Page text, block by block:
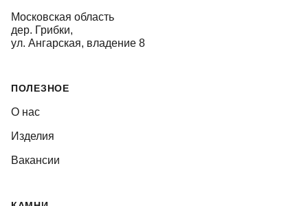
Московская область
дер. Грибки,
ул. Ангарская, владение 8
ПОЛЕЗНОЕ
О нас
Изделия
Вакансии